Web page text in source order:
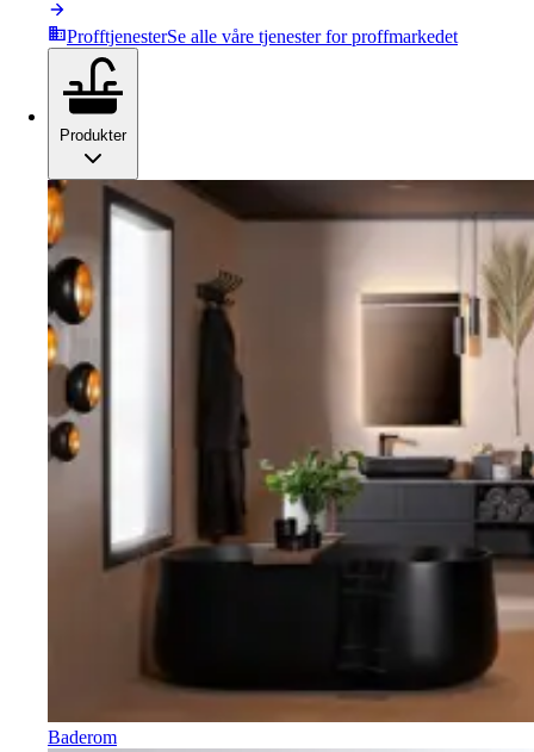
ProfftjenesterSe alle våre tjenester for proffmarkedet
Produkter
Baderom